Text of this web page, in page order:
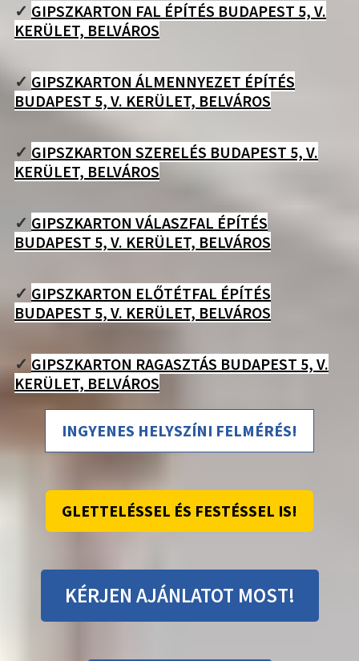
✓ GIPSZKARTON FAL ÉPÍTÉS BUDAPEST 5, V.
KERÜLET, BELVÁROS
✓ GIPSZKARTON ÁLMENNYEZET ÉPÍTÉS
BUDAPEST 5, V. KERÜLET, BELVÁROS
✓ GIPSZKARTON SZERELÉS BUDAPEST 5, V.
KERÜLET, BELVÁROS
✓ GIPSZKARTON VÁLASZFAL ÉPÍTÉS
BUDAPEST 5, V. KERÜLET, BELVÁROS
✓ GIPSZKARTON ELŐTÉTFAL ÉPÍTÉS
BUDAPEST 5, V. KERÜLET, BELVÁROS
✓ GIPSZKARTON RAGASZTÁS BUDAPEST 5, V.
KERÜLET, BELVÁROS
INGYENES HELYSZÍNI FELMÉRÉS!
GLETTELÉSSEL ÉS FESTÉSSEL IS!
KÉRJEN AJÁNLATOT MOST!